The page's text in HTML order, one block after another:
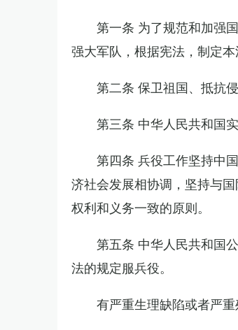
第一条 为了规范和加强
强大军队，根据宪法，制定本
第二条 保卫祖国、抵抗
第三条 中华人民共和国
第四条 兵役工作坚持中
济社会发展相协调，坚持与
权利和义务一致的原则。
第五条 中华人民共和国
法的规定服兵役。
有严重生理缺陷或者严